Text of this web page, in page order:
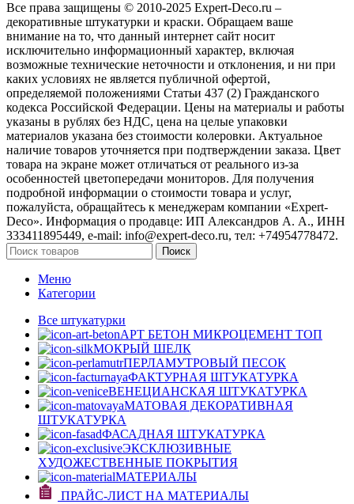
Все права защищены © 2010-2025 Expert-Deco.ru –
декоративные штукатурки и краски. Обращаем ваше
внимание на то, что данный интернет сайт носит
исключительно информационный характер, включая
возможные технические неточности и отклонения, и ни при
каких условиях не является публичной офертой,
определяемой положениями Статьи 437 (2) Гражданского
кодекса Российской Федерации. Цены на материалы и работы
указаны в рублях без НДС, цена на целые упаковки
материалов указана без стоимости колеровки. Актуальное
наличие товаров уточняется при подтверждении заказа. Цвет
товара на экране может отличаться от реального из‑за
особенностей цветопередачи мониторов. Для получения
подробной информации о стоимости товара и услуг,
пожалуйста, обращайтесь к менеджерам компании «Expert-
Deco». Информация о продавце: ИП Александров А. А., ИНН
333411895449, e-mail: info@expert-deco.ru, тел: +74954778472.
Поиск
Меню
Категории
Все штукатурки
АРТ БЕТОН МИКРОЦЕМЕНТ ТОП
МОКРЫЙ ШЕЛК
ПЕРЛАМУТРОВЫЙ ПЕСОК
ФАКТУРНАЯ ШТУКАТУРКА
ВЕНЕЦИАНСКАЯ ШТУКАТУРКА
МАТОВАЯ ДЕКОРАТИВНАЯ
ШТУКАТУРКА
ФАСАДНАЯ ШТУКАТУРКА
ЭКСКЛЮЗИВНЫЕ
ХУДОЖЕСТВЕННЫЕ ПОКРЫТИЯ
МАТЕРИАЛЫ
ПРАЙС-ЛИСТ НА МАТЕРИАЛЫ